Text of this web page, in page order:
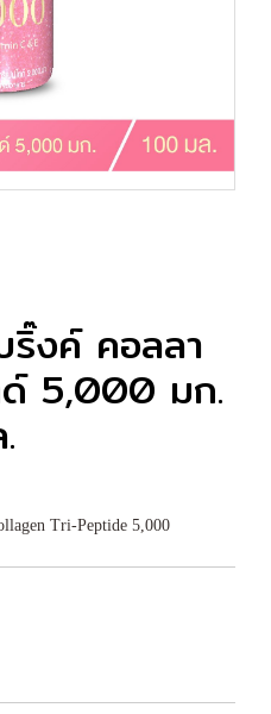
งค์ คอลลา
ด์ 5,000 มก.
Tri-Peptide 5,000